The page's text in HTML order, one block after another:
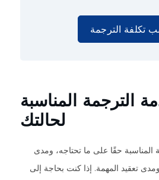
تكلفة الترجمة
الترجمة المناسبة
لحالتك
المناسبة حقًا على ما تحتاجه، ومدى
تعقيد المهمة. إذا كنت بحاجة إلى